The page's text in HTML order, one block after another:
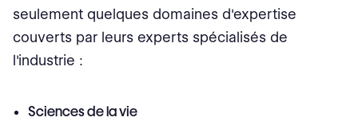
seulement quelques domaines d'expertise
couverts par leurs experts spécialisés de
l'industrie :
Sciences de la vie